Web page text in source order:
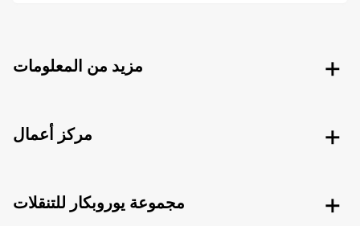
مزيد من المعلومات
مركز أعمال
مجموعة يوروبكار للتنقلات